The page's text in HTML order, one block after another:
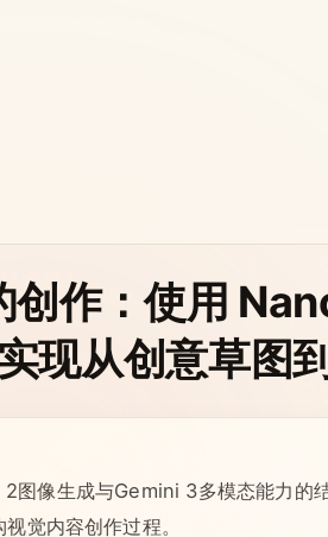
创作：使用
现从创意草图
图像生成与Gemini 3多模态能力的
觉内容创作过程。